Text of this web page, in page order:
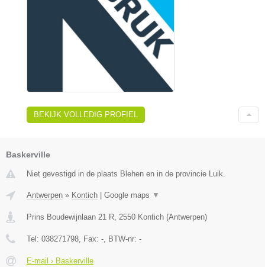
BEKIJK VOLLEDIG PROFIEL
Baskerville
Niet gevestigd in de plaats Blehen en in de provincie Luik.
Antwerpen » Kontich Google maps ▼
Prins Boudewijnlaan 21 R, 2550 Kontich (Antwerpen)
Tel: 038271798, Fax: -, BTW-nr: -
E-mail › Baskerville